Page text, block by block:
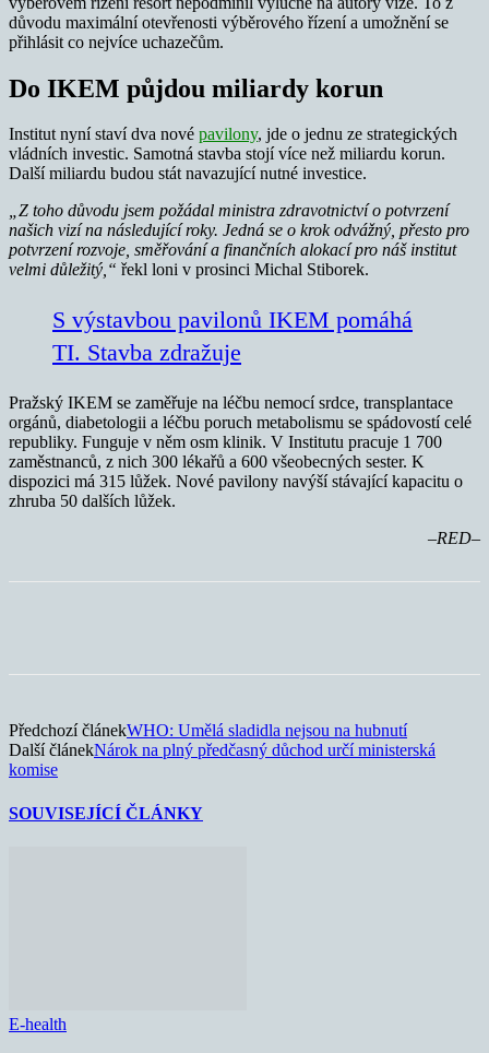
důvodu maximální otevřenosti výběrového řízení a umožnění se
přihlásit co nejvíce uchazečům.
Do IKEM půjdou miliardy korun
Institut nyní staví dva nové pavilony, jde o jednu ze strategických
vládních investic. Samotná stavba stojí více než miliardu korun.
Další miliardu budou stát navazující nutné investice.
„Z toho důvodu jsem požádal ministra zdravotnictví o potvrzení
našich vizí na následující roky. Jedná se o krok odvážný, přesto pro
potvrzení rozvoje, směřování a finančních alokací pro náš institut
velmi důležitý,“ řekl loni v prosinci Michal Stiborek.
S výstavbou pavilonů IKEM pomáhá
TI. Stavba zdražuje
Pražský IKEM se zaměřuje na léčbu nemocí srdce, transplantace
orgánů, diabetologii a léčbu poruch metabolismu se spádovostí celé
republiky. Funguje v něm osm klinik. V Institutu pracuje 1 700
zaměstnanců, z nich 300 lékařů a 600 všeobecných sester. K
dispozici má 315 lůžek. Nové pavilony navýší stávající kapacitu o
zhruba 50 dalších lůžek.
–RED–
Předchozí článekWHO: Umělá sladidla nejsou na hubnutí
Další článekNárok na plný předčasný důchod určí ministerská
komise
SOUVISEJÍCÍ ČLÁNKY
E-health